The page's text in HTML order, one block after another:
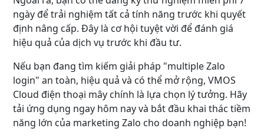
ngày để trải nghiệm tất cả tính năng trước khi quyết
định nâng cấp. Đây là cơ hội tuyệt vời để đánh giá
hiệu quả của dịch vụ trước khi đầu tư.
Nếu bạn đang tìm kiếm giải pháp "multiple Zalo
login" an toàn, hiệu quả và có thể mở rộng, VMOS
Cloud điện thoại mây chính là lựa chọn lý tưởng. Hãy
tải ứng dụng ngay hôm nay và bắt đầu khai thác tiềm
năng lớn của marketing Zalo cho doanh nghiệp bạn!